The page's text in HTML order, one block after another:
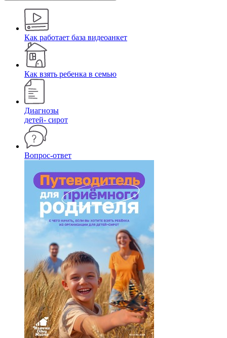
Как работает база видеоанкет
Как взять ребенка в семью
Диагнозы
детей- сирот
Вопрос-ответ